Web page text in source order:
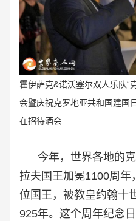
霍伊萨克&诺沃塞尔双人乐队“
会暨庆祝克罗地亚共和国建国
在招待酒会
今年，世界各地的克
拉夫国王加冕1100周
位国王，被教皇约翰十
925年。这个周年纪念